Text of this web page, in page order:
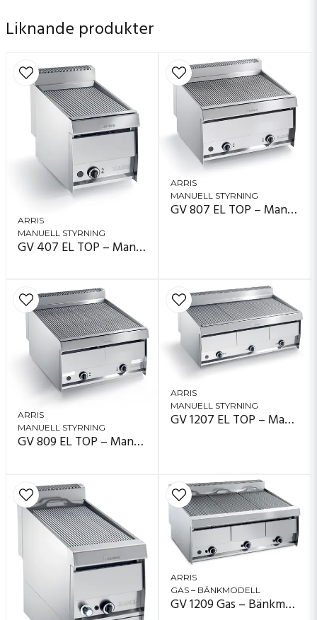
vardagen betyder det en grill som värms snabbare,
håller en jämn temperatur över hela ytan, är stabil att
varje gång.
Arris Grillvapor® EL är en elgrill för kök som vill ha
snabb uppvärmning, mindre rök, bättre arbetsmiljö,
jämn temperatur, enklare rengöring och framför allt
mat som blir saftig på insidan och fint grillad på
utsidan – utan att man behöver stå och passa den in i
minsta detalj
Liknande produkter
ARRIS
MANUELL STYRNING
GV 407 EL TOP – Manuell styrning (vred)
ARRIS
MANUELL STYRNING
GV 807 EL TOP – Manuell styrning (vred)
ARRIS
MANUELL STYRNING
GV 809 EL TOP – Manuell styrning (vred)
ARRIS
MANUELL STYRNING
GV 1207 EL TOP – Manuell styrning (vred)
ARRIS
GAS – BÄNKMODELL
GV 1209 Gas – Bänkmodell, 3 zoner (120×90)